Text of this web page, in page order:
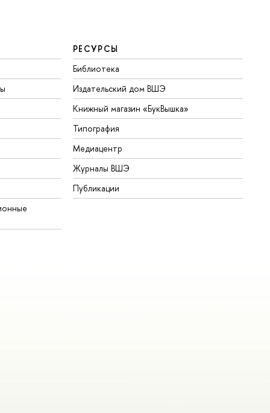
РЕСУРСЫ
Библиотека
Издательский дом ВШЭ
Книжный магазин «БукВышка»
Типография
Медиацентр
Журналы ВШЭ
Публикации